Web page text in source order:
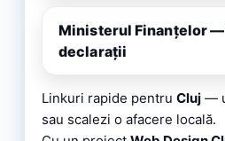
Ministerul Finanțelor
declarații
Linkuri rapide pentru Cluj —
sau scalezi o afacere locală.